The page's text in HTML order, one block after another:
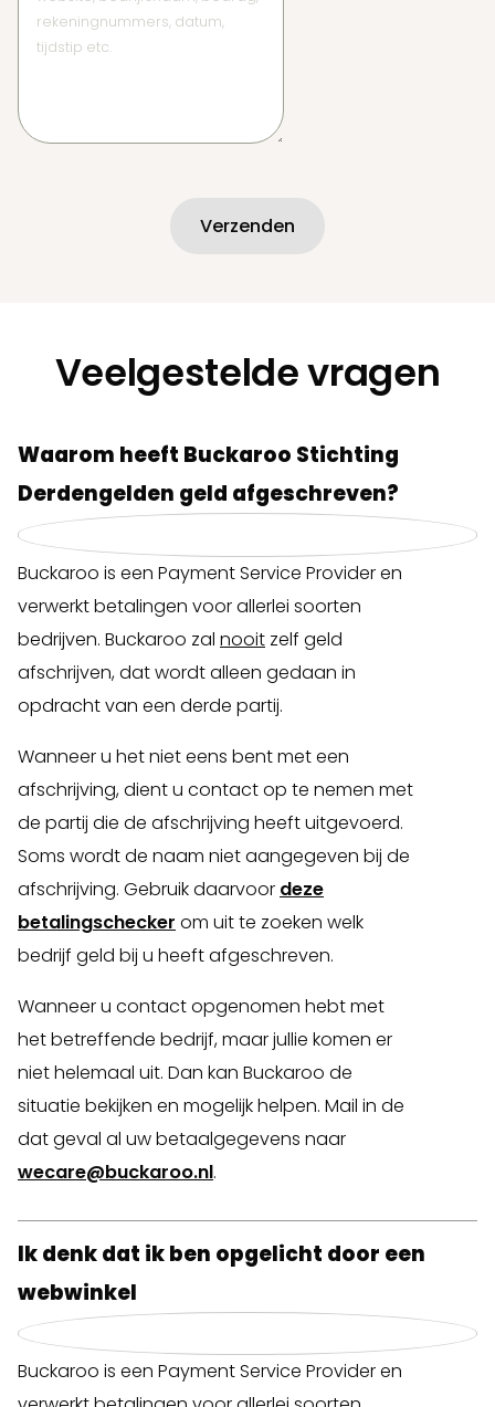
Verzenden
Veelgestelde vragen
Waarom heeft Buckaroo Stichting
Derdengelden geld afgeschreven?
Buckaroo is een Payment Service Provider en
verwerkt betalingen voor allerlei soorten
bedrijven. Buckaroo zal nooit zelf geld
afschrijven, dat wordt alleen gedaan in
opdracht van een derde partij.
Wanneer u het niet eens bent met een
afschrijving, dient u contact op te nemen met
de partij die de afschrijving heeft uitgevoerd.
Soms wordt de naam niet aangegeven bij de
afschrijving. Gebruik daarvoor deze
betalingschecker om uit te zoeken welk
bedrijf geld bij u heeft afgeschreven.
Wanneer u contact opgenomen hebt met
het betreffende bedrijf, maar jullie komen er
niet helemaal uit. Dan kan Buckaroo de
situatie bekijken en mogelijk helpen. Mail in de
dat geval al uw betaalgegevens naar
wecare@buckaroo.nl.
Ik denk dat ik ben opgelicht door een
webwinkel
Buckaroo is een Payment Service Provider en